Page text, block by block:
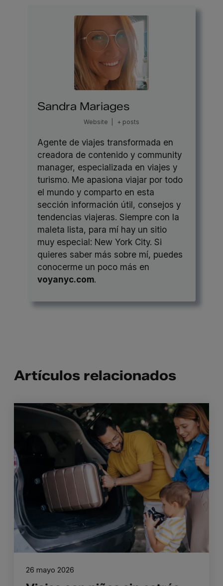
Sandra Mariages
Website + posts
Agente de viajes transformada en
creadora de contenido y community
manager, especializada en viajes y
turismo. Me apasiona viajar por todo
el mundo y comparto en esta
sección información útil, consejos y
tendencias viajeras. Siempre con la
maleta lista, para mí hay un sitio
muy especial: New York City. Si
quieres saber más sobre mí, puedes
conocerme un poco más en
voyanyc.com.
Artículos relacionados
26 mayo 2026